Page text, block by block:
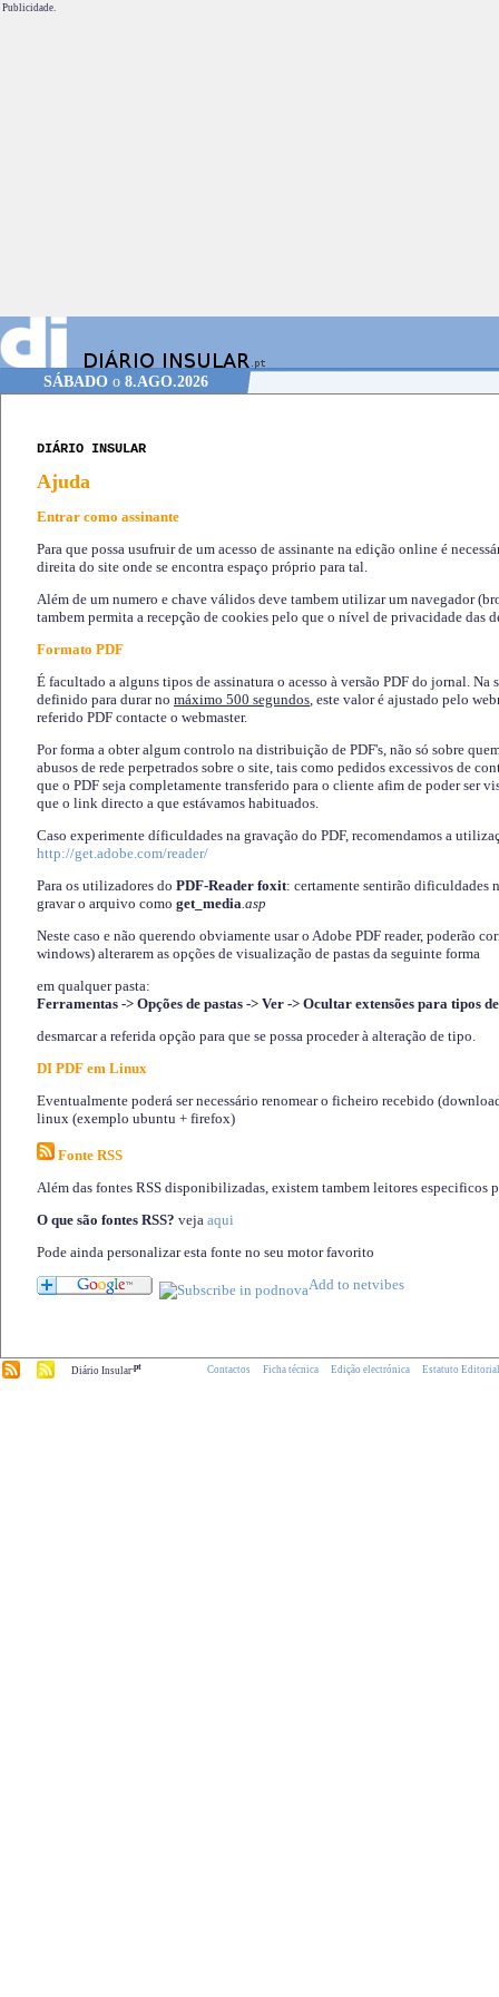
Publicidade.
SÁBADOo 8.AGO.2026
DIÁRIO INSULAR
Ajuda
Entrar como assinante
Para que possa usufruir de um acesso de assinante na edição online é
direita do site onde se encontra espaço próprio para tal.
Além de um numero e chave válidos deve tambem utilizar um navegador
tambem permita a recepção de cookies pelo que o nível de privacidade das
Formato PDF
É facultado a alguns tipos de assinatura o acesso à versão PDF do jornal. Na
definido para durar no máximo 500 segundos, este valor é ajustado pelo
referido PDF contacte o webmaster.
Por forma a obter algum controlo na distribuição de PDF's, não só sobre
abusos de rede perpetrados sobre o site, tais como pedidos excessivos de
que o PDF seja completamente transferido para o cliente afim de poder ser
que o link directo a que estávamos habituados.
Caso experimente díficuldades na gravação do PDF, recomendamos a
http://get.adobe.com/reader/
Para os utilizadores do PDF-Reader foxit: certamente sentirão dificuldades
gravar o arquivo como get_media.asp
Neste caso e não querendo obviamente usar o Adobe PDF reader, poderão
windows) alterarem as opções de visualização de pastas da seguinte forma
em qualquer pasta:
Ferramentas -> Opções de pastas -> Ver -> Ocultar extensões para tipos
desmarcar a referida opção para que se possa proceder à alteração de tipo.
DI PDF em Linux
Eventualmente poderá ser necessário renomear o ficheiro recebido
linux (exemplo ubuntu + firefox)
Fonte RSS
Além das fontes RSS disponibilizadas, existem tambem leitores especificos
O que são fontes RSS? veja aqui
Pode ainda personalizar esta fonte no seu motor favorito
Diário Insular.pt Contactos Ficha técnica Edição electrónica Estatuto Editorial